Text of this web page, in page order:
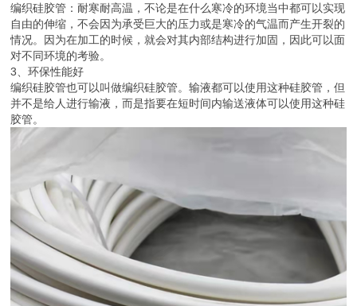
编织硅胶管：耐寒耐高温，不论是在什么寒冷的环境当中都可以实现
自由的伸缩，不会因为承受巨大的压力或是寒冷的气温而产生开裂的
情况。因为在加工的时候，就会对其内部结构进行加固，因此可以面
对不同环境的考验。
3、环保性能好
编织硅胶管也可以叫做编织硅胶管。输液都可以使用这种硅胶管，但
并不是给人进行输液，而是指要在短时间内输送液体可以使用这种硅
胶管。